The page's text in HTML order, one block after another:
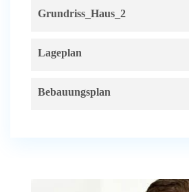
Grundriss_Haus_2
Lageplan
Bebauungsplan